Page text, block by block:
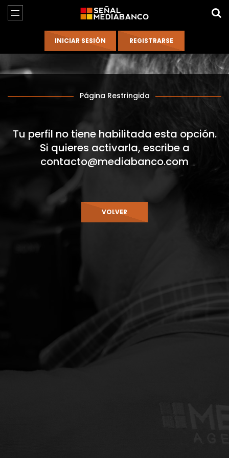
Página Restringida
Tu perfil no tiene habilitada esta opción.
Si quieres activarla, escribe a
contacto@mediabanco.com